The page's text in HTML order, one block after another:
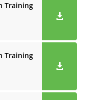
Training
Training